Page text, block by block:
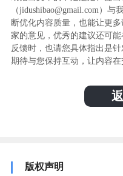
（jidushibao@gmail.com）
断优化内容质量，也能让更
家的意见，优秀的建议还可能
反馈时，也请您具体指出是
期待与您保持互动，让内容在
版权声明